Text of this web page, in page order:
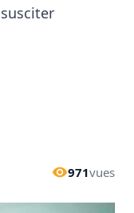
971vues